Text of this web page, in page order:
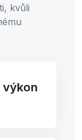
kvůli
výkon